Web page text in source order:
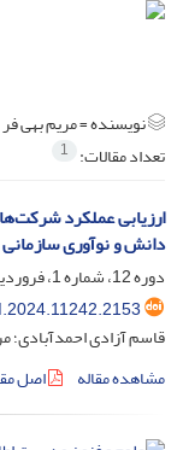
نویسنده =مریم بهی فر
تعداد مقالات: 1
ارزیابی عملکرد
دانش و نوآوری سازمانی
دوره 12، شماره 1، فروردین 1405، صفحه
قاسم آزادی احمدآبادی؛
مشاهده مقاله
اصل